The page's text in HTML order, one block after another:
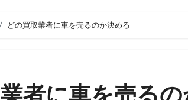
どの買取業者に車を売るのか決める